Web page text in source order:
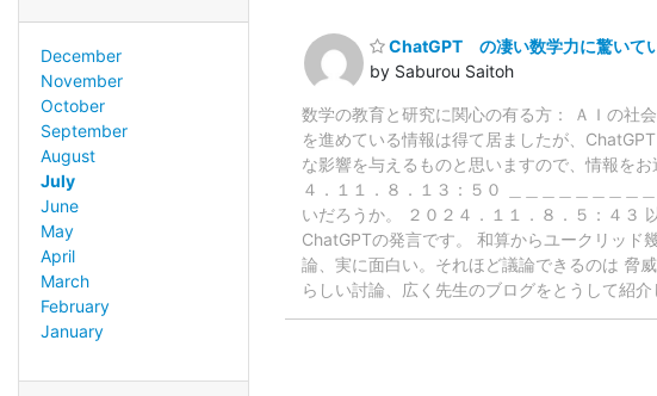
December
November
October
September
August
July
June
May
April
March
February
January
ChatGPT の凄い数学力に驚いて
by Saburou Saitoh
数学の教育と研究に関心の有る方： ＡＩの社
を進めている情報は得て居ましたが、
な影響を与えるものと思いますので、情報を
４．１１．８．１３：５０ ＿＿＿＿＿＿＿＿
いだろうか。 ２０２４．１１．８．５：４３
ChatGPTの発言です。 和算からユークリッド
論、実に面白い。それほど議論できるのは 脅
らしい討論、広く先生のブログをとうして紹